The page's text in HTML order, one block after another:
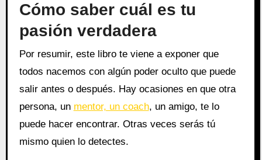
Cómo saber cuál es tu
pasión verdadera
Por resumir, este libro te viene a exponer que
todos nacemos con algún poder oculto que puede
salir antes o después. Hay ocasiones en que otra
persona, un mentor, un coach, un amigo, te lo
puede hacer encontrar. Otras veces serás tú
mismo quien lo detectes.